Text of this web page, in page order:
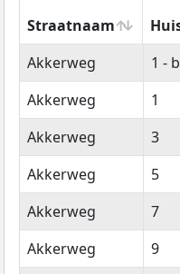
Straatnaam
Straatnaam
Akkerweg 1 - b
Akkerweg
1
Akkerweg
3
Akkerweg
5
Akkerweg
7
Akkerweg
9